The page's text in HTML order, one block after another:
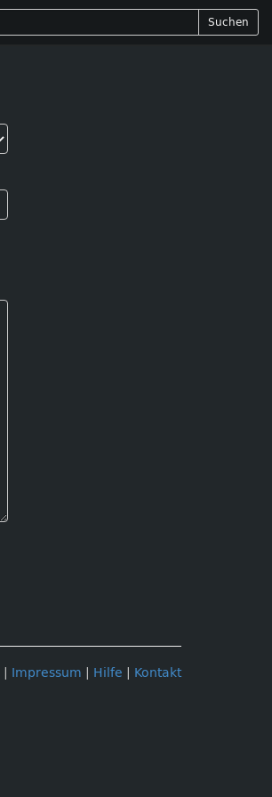
Suchen
Impressum Hilfe Kontakt